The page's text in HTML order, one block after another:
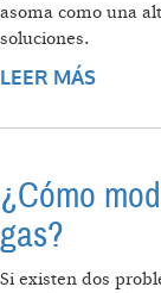
asoma como una
soluciones.
LEER MÁS
UNA
¿Cómo
gas?
Si existen dos